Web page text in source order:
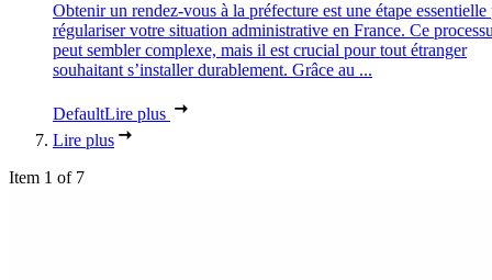
Obtenir un rendez-vous à la préfecture est une étape essentielle
régulariser votre situation administrative en France. Ce
peut sembler complexe, mais il est crucial pour tout étranger
souhaitant s’installer durablement. Grâce au ...
DefaultLire plus
Lire plus
Item 1 of 7